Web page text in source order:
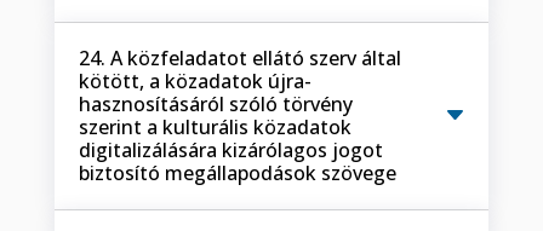
24. A közfeladatot ellátó szerv által
kötött, a közadatok újra-
hasznosításáról szóló törvény
szerint a kulturális közadatok
digitalizálására kizárólagos jogot
biztosító megállapodások szövege